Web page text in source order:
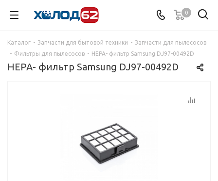
0
Каталог - Запчасти для бытовой техники - Запчасти для пылесосов
- Фильтры для пылесосов - HEPA- фильтр Samsung DJ97-00492D
HEPA- фильтр Samsung DJ97-00492D